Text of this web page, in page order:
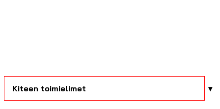
Kiteen toimielimet